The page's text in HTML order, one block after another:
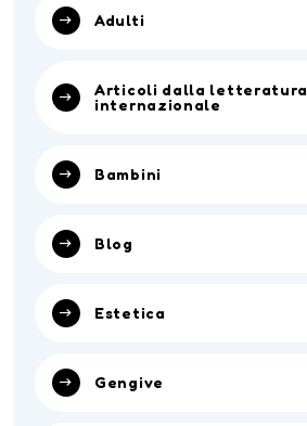
Adulti
Articoli dalla letteratura
internazionale
Bambini
Blog
Estetica
Gengive